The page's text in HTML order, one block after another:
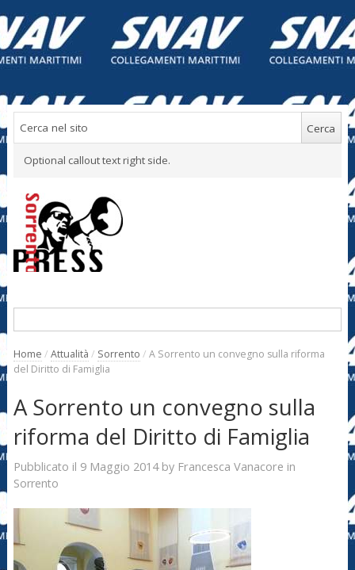
Optional callout text right side.
Home / Attualità / Sorrento / A Sorrento un convegno sulla riforma
del Diritto di Famiglia
A Sorrento un convegno sulla
riforma del Diritto di Famiglia
Pubblicato il 9 Maggio 2014by Francesca Vanacore in
Sorrento